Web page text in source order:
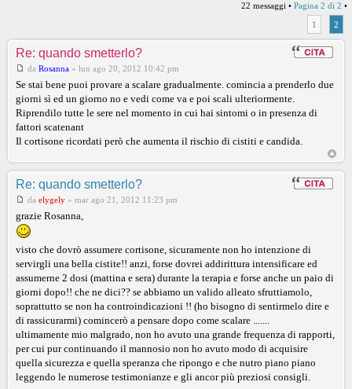
22 messaggi • Pagina 2 di 2 •
1
2
Re: quando smetterlo?
da Rosanna » lun ago 20, 2012 10:42 pm
Se stai bene puoi provare a scalare gradualmente. comincia a prenderlo due
giorni sì ed un giorno no e vedi come va e poi scali ulteriormente.
Riprendilo tutte le sere nel momento in cui hai sintomi o in presenza di
fattori scatenant
Il cortisone ricordati però che aumenta il rischio di cistiti e candida.
Re: quando smetterlo?
da elygely » mar ago 21, 2012 11:23 pm
grazie Rosanna,
visto che dovrò assumere cortisone, sicuramente non ho intenzione di
servirgli una bella cistite!! anzi, forse dovrei addirittura intensificare ed
assumerne 2 dosi (mattina e sera) durante la terapia e forse anche un paio di
giorni dopo!! che ne dici?? se abbiamo un valido alleato sfruttiamolo,
soprattutto se non ha controindicazioni !! (ho bisogno di sentirmelo dire e
di rassicurarmi) comincerò a pensare dopo come scalare .......
ultimamente mio malgrado, non ho avuto una grande frequenza di rapporti,
per cui pur continuando il mannosio non ho avuto modo di acquisire
quella sicurezza e quella speranza che ripongo e che nutro piano piano
leggendo le numerose testimonianze e gli ancor più preziosi consigli.